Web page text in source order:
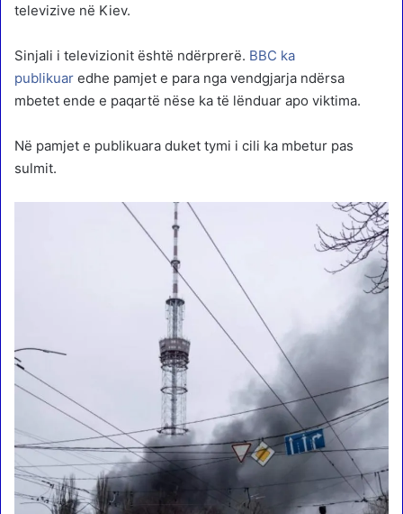
televizive në Kiev.
Sinjali i televizionit është ndërprerë. BBC ka
publikuar edhe pamjet e para nga vendgjarja ndërsa
mbetet ende e paqartë nëse ka të lënduar apo viktima.
Në pamjet e publikuara duket tymi i cili ka mbetur pas
sulmit.